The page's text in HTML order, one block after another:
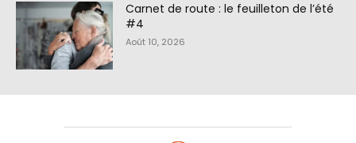
Carnet de route : le feuilleton de l’été
#4
Août 10, 2026